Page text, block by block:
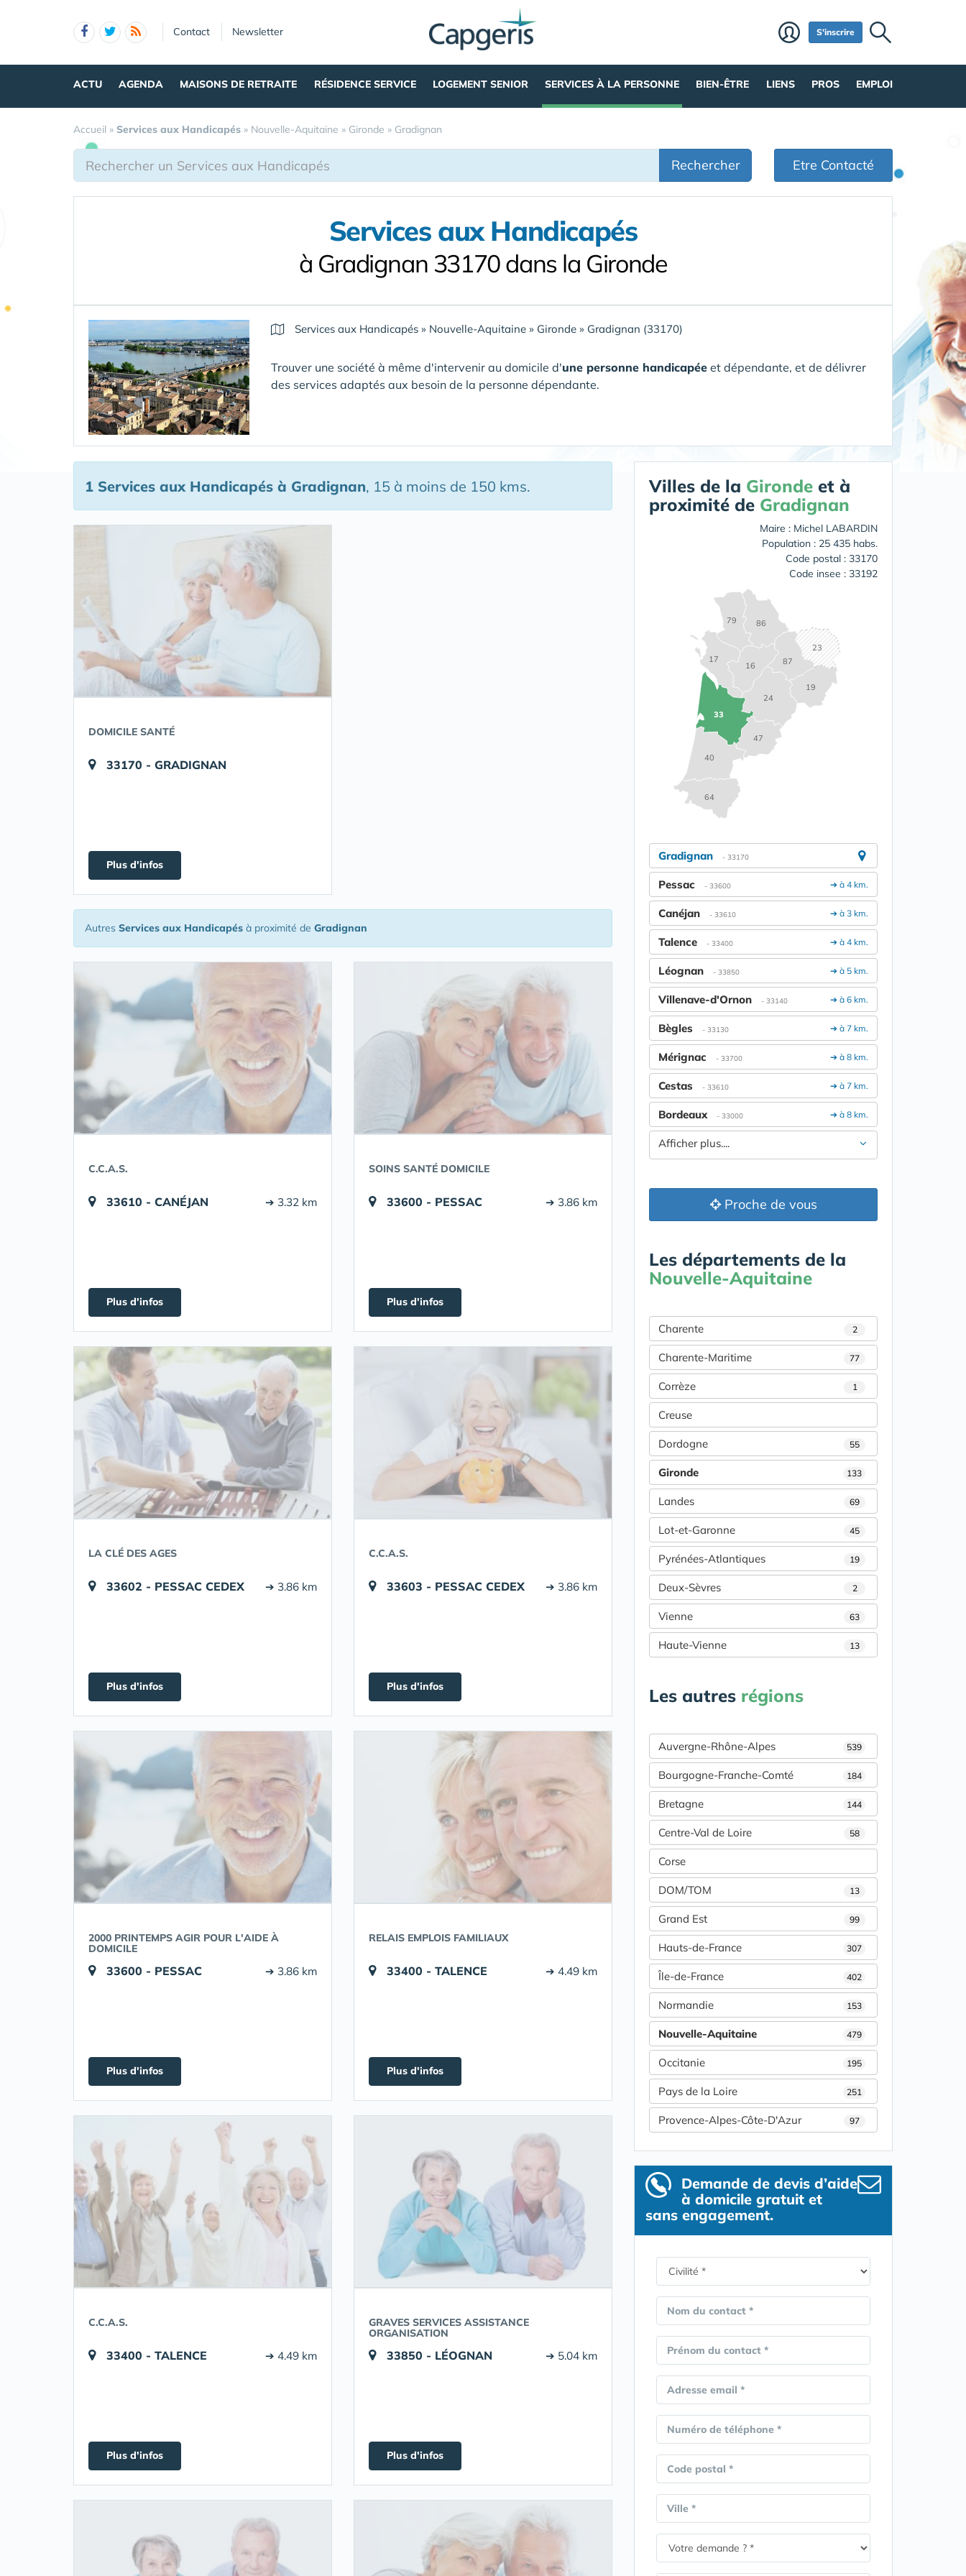
Contact Newsletter S'inscrire
ACTU AGENDA MAISONS DE RETRAITE RÉSIDENCE SERVICE LOGEMENT SENIOR SERVICES À LA PERSONNE BIEN-ÊTRE LIENS PROS EMPLOI
Accueil » Services aux Handicapés » Nouvelle-Aquitaine » Gironde » Gradignan
Rechercher Etre Contacté
Services aux Handicapés
à Gradignan 33170 dans la Gironde
Services aux Handicapés » Nouvelle-Aquitaine » Gironde » Gradignan (33170)
Trouver une société à même d'intervenir au domicile d'une personne handicapée et dépendante, et de délivrer
des services adaptés aux besoin de la personne dépendante.
1 Services aux Handicapés à Gradignan, 15 à moins de 150 kms.
DOMICILE SANTÉ
33170 - GRADIGNAN
Plus d'infos
Autres Services aux Handicapés à proximité de Gradignan
C.C.A.S.
33610 - CANÉJAN ➔ 3.32 km
Plus d'infos
SOINS SANTÉ DOMICILE
33600 - PESSAC ➔ 3.86 km
Plus d'infos
LA CLÉ DES AGES
33602 - PESSAC CEDEX ➔ 3.86 km
Plus d'infos
C.C.A.S.
33603 - PESSAC CEDEX ➔ 3.86 km
Plus d'infos
2000 PRINTEMPS AGIR POUR L'AIDE À
DOMICILE
33600 - PESSAC ➔ 3.86 km
Plus d'infos
RELAIS EMPLOIS FAMILIAUX
33400 - TALENCE ➔ 4.49 km
Plus d'infos
C.C.A.S.
33400 - TALENCE ➔ 4.49 km
Plus d'infos
GRAVES SERVICES ASSISTANCE
ORGANISATION
33850 - LÉOGNAN ➔ 5.04 km
Plus d'infos
Villes de la Gironde et à
proximité de Gradignan
Maire : Michel LABARDIN
Population : 25 435 habs.
Code postal : 33170
Code insee : 33192
16
17
19
23
24
33
40
47
64
79 86
87
Gradignan - 33170
➔ à 4 km.
Pessac - 33600
➔ à 3 km.
Canéjan - 33610
➔ à 4 km.
Talence - 33400
➔ à 5 km.
Léognan - 33850
➔ à 6 km.
Villenave-d'Ornon - 33140
➔ à 7 km.
Bègles - 33130
➔ à 8 km.
Mérignac - 33700
➔ à 7 km.
Cestas - 33610
➔ à 8 km.
Bordeaux - 33000
Afficher plus....
Proche de vous
Les départements de la
Nouvelle-Aquitaine
Charente 2
Charente-Maritime 77
Corrèze 1
Creuse
Dordogne 55
Gironde 133
Landes 69
Lot-et-Garonne 45
Pyrénées-Atlantiques 19
Deux-Sèvres 2
Vienne 63
Haute-Vienne 13
Les autres régions
Auvergne-Rhône-Alpes 539
Bourgogne-Franche-Comté 184
Bretagne 144
Centre-Val de Loire 58
Corse
DOM/TOM 13
Grand Est 99
Hauts-de-France 307
Île-de-France 402
Normandie 153
Nouvelle-Aquitaine 479
Occitanie 195
Pays de la Loire 251
Provence-Alpes-Côte-D'Azur 97
Demande de devis d’aide
à domicile gratuit et
sans engagement.
Nom du contact *
Prénom du contact *
Adresse email *
Numéro de téléphone *
Code postal *
Ville *